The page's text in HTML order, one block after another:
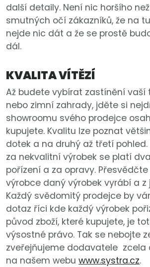
další detaily. Není nic horšího
smutných očí zákazníků, že na
nejde nic dát a že se prostě
dál.
KVALITA VÍTĚZÍ
Až budete vybírat zastínění vaší
nebo zimní zahrady, jděte si
showroomu svého prodejce
kupujete. Kvalitu lze poznat
dotek a na druhý až třetí pohled.
za nekvalitní výrobek se platí
pořízení a za opravy.
výrobce daný výrobek vyrábí a z
Každý svědomitý prodejce by
dotaz říci kde každý výrobek
původ zboží, které kupujete, je
výsostné právo. Tak se nebojte
zveřejňujeme dodavatele zcela
na našem webu www.systra.cz.